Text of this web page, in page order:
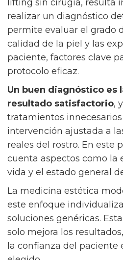
lifting sin cirugía, resulta
realizar un diagnóstico
permite evaluar el grado
calidad de la piel y las
paciente, factores clave
protocolo eficaz.
Un buen diagnóstico es
resultado satisfactorio,
tratamientos
intervención ajustada a
reales del rostro. En este
cuenta aspectos como la
vida y el estado general
La medicina estética
este enfoque
soluciones genéricas.
solo mejora los
la confianza del